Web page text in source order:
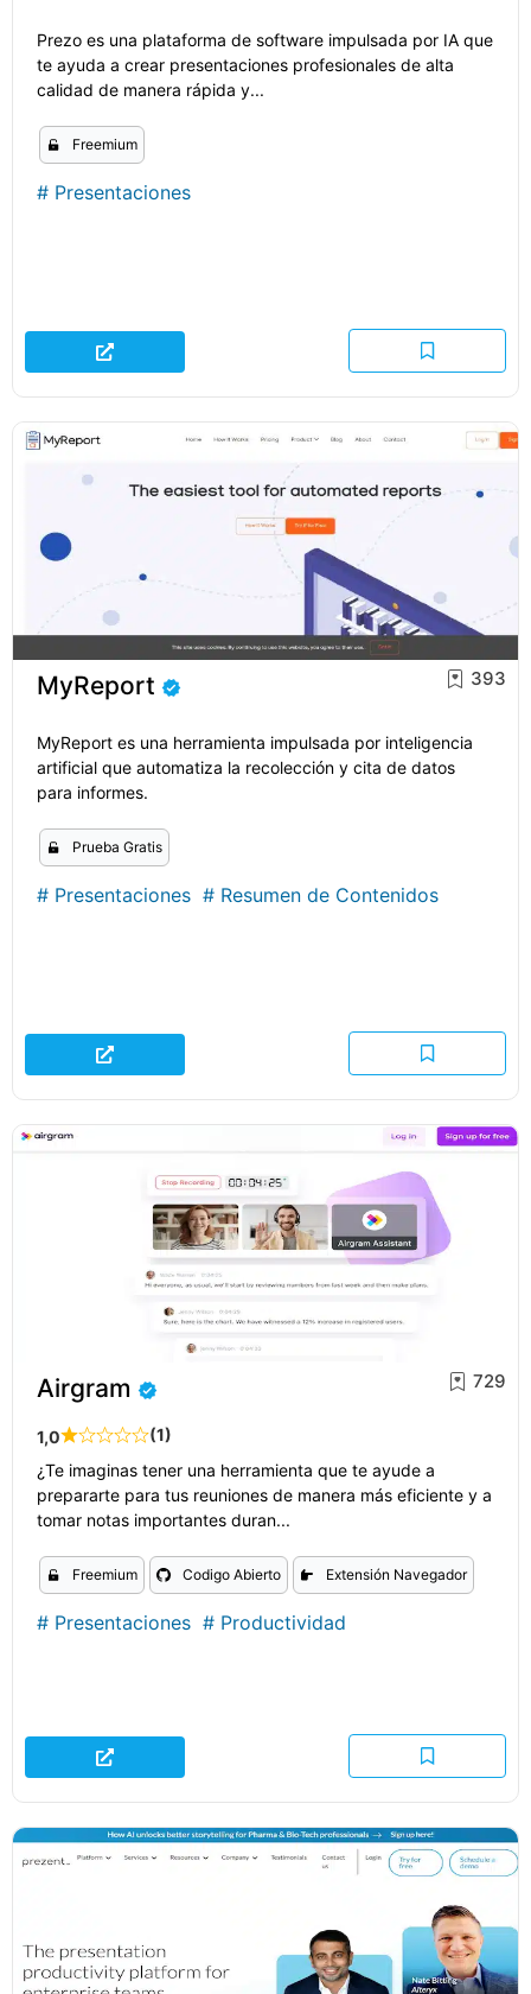
Prezo es una plataforma de software impulsada por IA que
te ayuda a crear presentaciones profesionales de alta
calidad de manera rápida y...
Freemium
# Presentaciones
MyReport 393
MyReport es una herramienta impulsada por inteligencia
artificial que automatiza la recolección y cita de datos
para informes.
Prueba Gratis
# Presentaciones # Resumen de Contenidos
Airgram
1,0 (1)
729
¿Te imaginas tener una herramienta que te ayude a
prepararte para tus reuniones de manera más eficiente y a
tomar notas importantes duran...
Freemium Codigo Abierto Extensión Navegador
# Presentaciones # Productividad